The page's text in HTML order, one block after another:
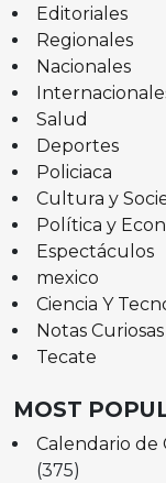
Editoriales
Regionales
Nacionales
Salud
Deportes
Policiaca
Cultura y
Política y
Espectáculos
mexico
Ciencia Y
Notas Curiosas
Tecate
MOST
Calendario de
(375)